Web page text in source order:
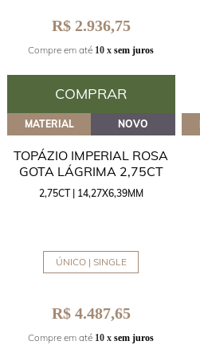
R$ 2.936,75
Compre em até 10 x sem juros
COMPRAR
MATERIAL NOVO
TOPÁZIO IMPERIAL ROSA
GOTA LÁGRIMA 2,75CT
2,75CT | 14,27X6,39MM
ÚNICO | SINGLE
R$ 4.487,65
Compre em até 10 x sem juros